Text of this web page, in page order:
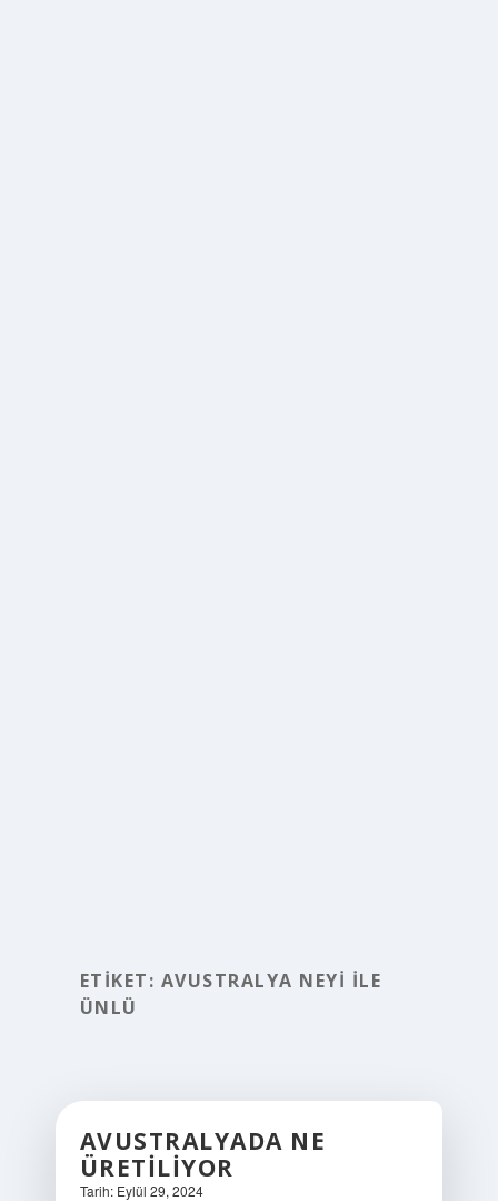
ETIKET: AVUSTRALYA NEYI ILE
ÜNLÜ
AVUSTRALYADA NE
ÜRETILIYOR
Tarih: Eylül 29, 2024